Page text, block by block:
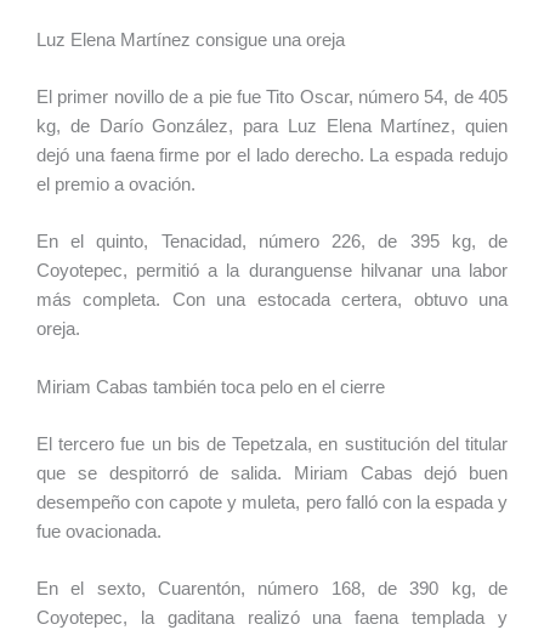
Luz Elena Martínez consigue una oreja
El primer novillo de a pie fue Tito Oscar, número 54, de 405
kg, de Darío González, para Luz Elena Martínez, quien
dejó una faena firme por el lado derecho. La espada redujo
el premio a ovación.
En el quinto, Tenacidad, número 226, de 395 kg, de
Coyotepec, permitió a la duranguense hilvanar una labor
más completa. Con una estocada certera, obtuvo una
oreja.
Miriam Cabas también toca pelo en el cierre
El tercero fue un bis de Tepetzala, en sustitución del titular
que se despitorró de salida. Miriam Cabas dejó buen
desempeño con capote y muleta, pero falló con la espada y
fue ovacionada.
En el sexto, Cuarentón, número 168, de 390 kg, de
Coyotepec, la gaditana realizó una faena templada y